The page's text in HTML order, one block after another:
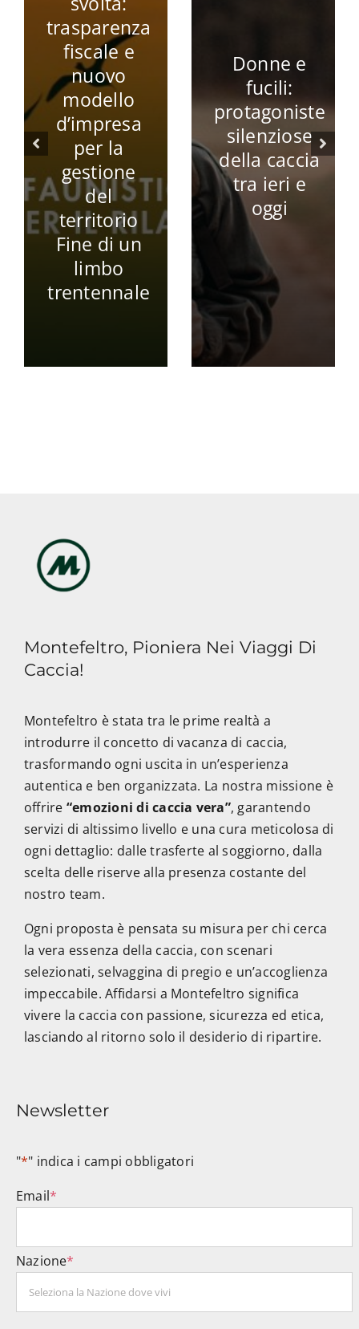
trasparenza
fiscale e
nuovo
modello
d’impresa
per la
gestione
del
territorio
Fine di un
limbo
trentennale
Donne e
fucili:
protagoniste
silenziose
della caccia
tra ieri e
oggi
Montefeltro, Pioniera Nei Viaggi Di
Caccia!
Montefeltro è stata tra le prime realtà a
introdurre il concetto di vacanza di caccia,
trasformando ogni uscita in un’esperienza
autentica e ben organizzata. La nostra missione è
offrire “emozioni di caccia vera”, garantendo
servizi di altissimo livello e una cura meticolosa di
ogni dettaglio: dalle trasferte al soggiorno, dalla
scelta delle riserve alla presenza costante del
nostro team.
Ogni proposta è pensata su misura per chi cerca
la vera essenza della caccia, con scenari
selezionati, selvaggina di pregio e un’accoglienza
impeccabile. Affidarsi a Montefeltro significa
vivere la caccia con passione, sicurezza ed etica,
lasciando al ritorno solo il desiderio di ripartire.
Newsletter
"*" indica i campi obbligatori
Email*
Nazione*